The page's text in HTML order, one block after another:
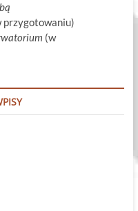
przygotowaniu)
(w